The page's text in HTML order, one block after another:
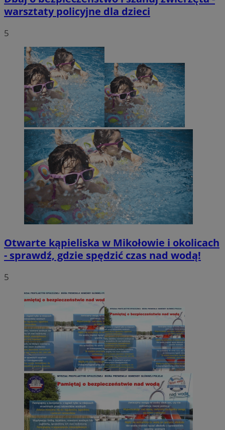
warsztaty policyjne dla dzieci
5
Otwarte kąpieliska w Mikołowie i okolicach
- sprawdź, gdzie spędzić czas nad wodą!
5